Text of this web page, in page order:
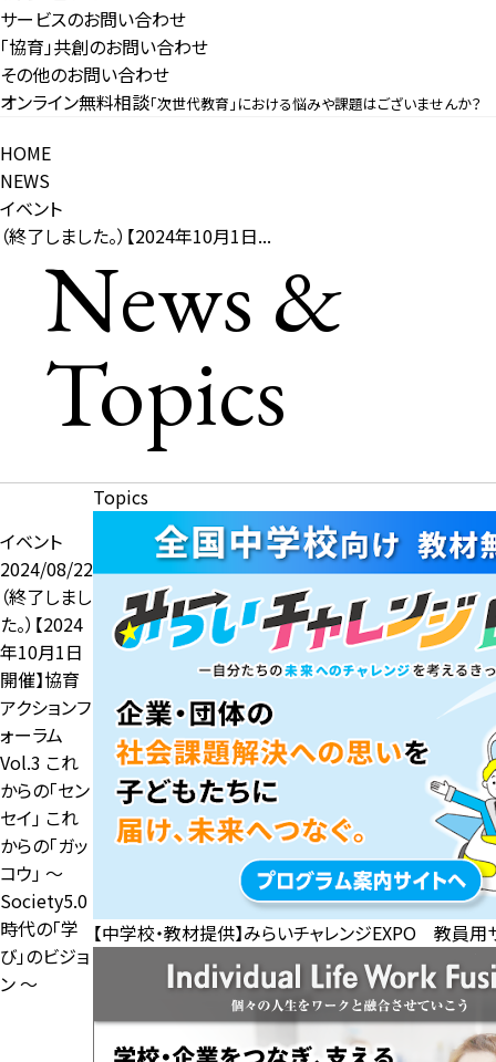
サービスのお問い合わせ
「協育」共創のお問い合わせ
その他のお問い合わせ
オンライン無料相談「次世代教育」における悩みや課題はございませんか？
HOME
NEWS
イベント
（終了しました。）【2024年10月1日...
News &
Topics
イベント
2024/08/22
（終了しまし
た。）【2024
年10月1日
開催】協育
アクションフ
ォーラム
Vol.3 これ
からの「セン
セイ」 これ
からの「ガッ
コウ」 ～
Society5.0
時代の「学
び」のビジョ
ン ～
Topics
【中学校・教材提供】みらいチャレンジEXPO 教員用